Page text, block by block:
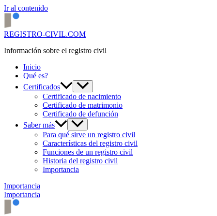
Ir al contenido
REGISTRO-CIVIL.COM
Información sobre el registro civil
Inicio
Qué es?
Certificados
Certificado de nacimiento
Certificado de matrimonio
Certificado de defunción
Saber más
Para qué sirve un registro civil
Características del registro civil
Funciones de un registro civil
Historia del registro civil
Importancia
Importancia
Importancia